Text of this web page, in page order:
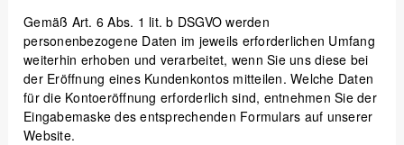
Gemäß Art. 6 Abs. 1 lit. b DSGVO werden
personenbezogene Daten im jeweils erforderlichen Umfang
weiterhin erhoben und verarbeitet, wenn Sie uns diese bei
der Eröffnung eines Kundenkontos mitteilen. Welche Daten
für die Kontoeröffnung erforderlich sind, entnehmen Sie der
Eingabemaske des entsprechenden Formulars auf unserer
Website.